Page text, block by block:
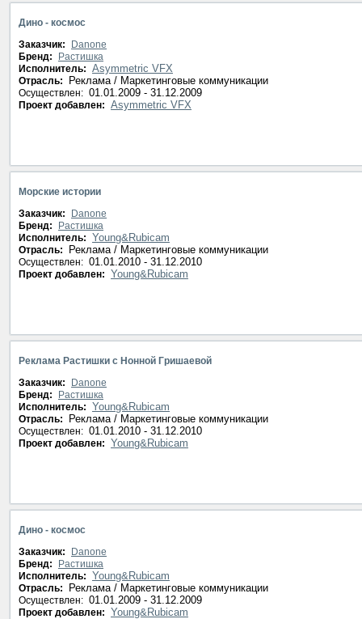
Дино - космос
Заказчик:
Danone
Бренд:
Растишка
Исполнитель: Asymmetric VFX
Отрасль: Реклама / Маркетинговые коммуникации
Осуществлен: 01.01.2009 - 31.12.2009
Проект добавлен: Asymmetric VFX
Морские истории
Заказчик:
Danone
Бренд:
Растишка
Исполнитель: Young&Rubicam
Отрасль: Реклама / Маркетинговые коммуникации
Осуществлен: 01.01.2010 - 31.12.2010
Проект добавлен: Young&Rubicam
Реклама Растишки с Нонной Гришаевой
Заказчик:
Danone
Бренд:
Растишка
Исполнитель: Young&Rubicam
Отрасль: Реклама / Маркетинговые коммуникации
Осуществлен: 01.01.2010 - 31.12.2010
Проект добавлен: Young&Rubicam
Дино - космос
Заказчик:
Danone
Бренд:
Растишка
Исполнитель: Young&Rubicam
Отрасль: Реклама / Маркетинговые коммуникации
Осуществлен: 01.01.2009 - 31.12.2009
Проект добавлен: Young&Rubicam